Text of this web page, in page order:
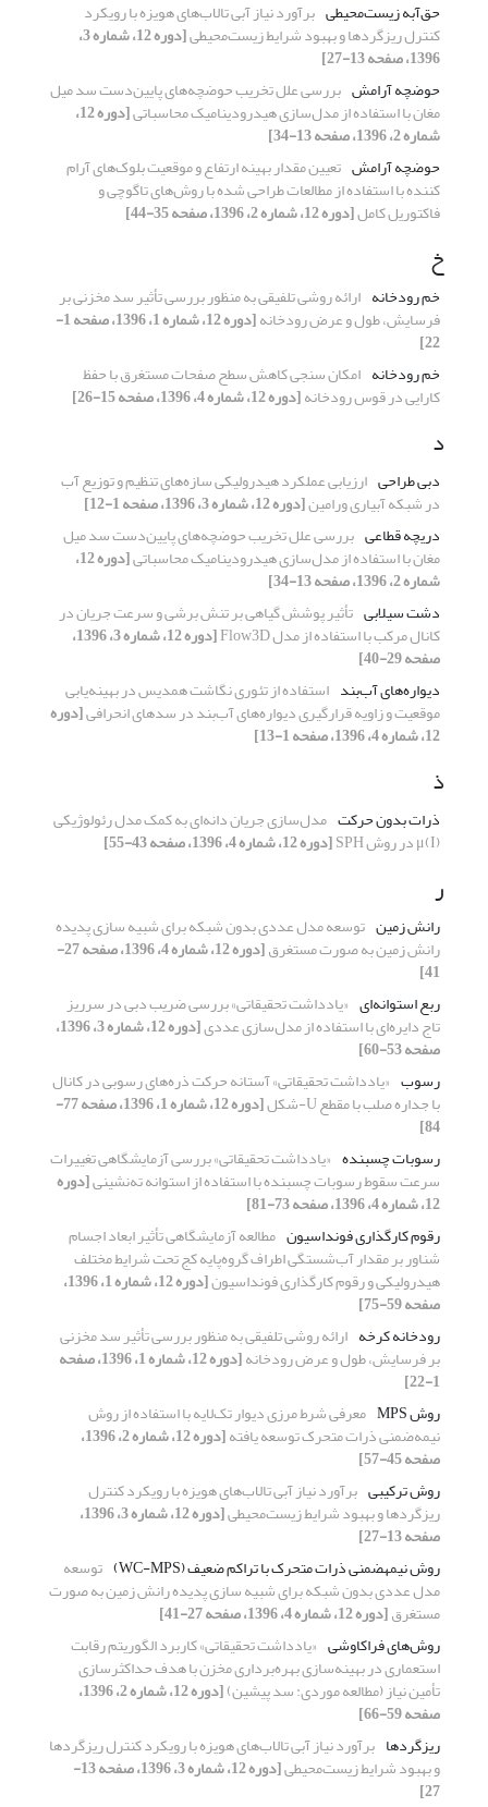
حق‌آبه زیست‌محیطی برآورد نیاز آبی تالاب‌های هویزه با رویکرد
کنترل ریزگردها و بهبود شرایط زیست‌محیطی [دوره 12، شماره 3،
1396، صفحه 13-27]
حوضچه آرامش بررسی علل تخریب حوضچه‌ها‌ی پایین‌دست سد میل
مغان با استفاده از مدل‌سازی هیدرودینامیک محاسباتی [دوره 12،
شماره 2، 1396، صفحه 13-34]
حوضچه آرامش تعیین مقدار بهینه ارتفاع و موقعیت بلوک‌های آرام
کننده با استفاده از مطالعات طراحی شده با روش‌های تاگوچی و
فاکتوریل کامل[دوره 12، شماره 2، 1396، صفحه 35-44]
خ
خم رودخانه ارائه روشی تلفیقی به منظور بررسی تأثیر سد مخزنی بر
فرسایش، طول و عرض رودخانه [دوره 12، شماره 1، 1396، صفحه 1-
22]
خم رودخانه امکان سنجی کاهش سطح صفحات مستغرق با حفظ
کارایی در قوس رودخانه[دوره 12، شماره 4، 1396، صفحه 15-26]
د
دبی طراحی ارزیابی عملکرد هیدرولیکی سازه‌های تنظیم و توزیع آب
در شبکه آبیاری ورامین[دوره 12، شماره 3، 1396، صفحه 1-12]
دریچه قطاعی بررسی علل تخریب حوضچه‌ها‌ی پایین‌دست سد میل
مغان با استفاده از مدل‌سازی هیدرودینامیک محاسباتی [دوره 12،
شماره 2، 1396، صفحه 13-34]
دشت سیلابی تأثیر پوشش گیاهی بر تنش برشی و سرعت جریان در
کانال مرکب با استفاده از مدل Flow3D [دوره 12، شماره 3، 1396،
صفحه 29-40]
دیواره‌های آب‌بند استفاده از تئوری نگاشت همدیس در بهینه‌یابی
موقعیت و زاویه قرارگیری دیواره‌های آب‌بند در سدهای انحرافی[دوره
12، شماره 4، 1396، صفحه 1-13]
ذ
ذرات بدون حرکت مدل‌سازی جریان دانه‌ای به کمک مدل رئولوژیکی
μ(I) در روش SPH [دوره 12، شماره 4، 1396، صفحه 43-55]
ر
رانش زمین توسعه مدل عددی بدون شبکه برای شبیه‏ سازی پدیده
رانش زمین به صورت مستغرق [دوره 12، شماره 4، 1396، صفحه 27-
41]
ربع استوانه‌ای «یادداشت تحقیقاتی» بررسی ضریب دبی در سرریز
تاج دایره‌ای با استفاده از مدل‌سازی عددی [دوره 12، شماره 3، 1396،
صفحه 53-60]
رسوب «یادداشت تحقیقاتی» آستانه حرکت ذره‌های رسوبی در کانال
با جداره صلب با مقطع U-شکل [دوره 12، شماره 1، 1396، صفحه 77-
84]
رسوبات چسبنده «یادداشت تحقیقاتی» بررسی آزمایشگاهی تغییرات
سرعت سقوط رسوبات چسبنده با استفاده از استوانه ته‌نشینی[دوره
12، شماره 4، 1396، صفحه 73-81]
رقوم کارگذاری فونداسیون مطالعه آزمایشگاهی تأثیر ابعاد اجسام
شناور بر مقدار آب‌شستگی اطراف گروه‌پایه کج تحت شرایط مختلف
هیدرولیکی و رقوم کارگذاری فونداسیون [دوره 12، شماره 1، 1396،
صفحه 59-75]
رودخانه کرخه ارائه روشی تلفیقی به منظور بررسی تأثیر سد مخزنی
بر فرسایش، طول و عرض رودخانه [دوره 12، شماره 1، 1396، صفحه
1-22]
روش MPS
معرفی شرط مرزی دیوار تک‌لایه با استفاده از روش
نیمه‌ضمنی ذرات متحرک توسعه یافته [دوره 12، شماره 2، 1396،
صفحه 45-57]
روش ترکیبی برآورد نیاز آبی تالاب‌های هویزه با رویکرد کنترل
ریزگردها و بهبود شرایط زیست‌محیطی [دوره 12، شماره 3، 1396،
صفحه 13-27]
روش نیمه‏ضمنی ذرات متحرک با تراکم ضعیف (WC-MPS)
توسعه
مدل عددی بدون شبکه برای شبیه‏ سازی پدیده رانش زمین به صورت
مستغرق[دوره 12، شماره 4، 1396، صفحه 27-41]
روش‌های فراکاوشی «یادداشت تحقیقاتی» کاربرد الگوریتم رقابت
استعماری در بهینه‌سازی بهره‌برداری مخزن با هدف حداکثر‌سازی
تأمین نیاز (مطالعه موردی: سد پیشین) [دوره 12، شماره 2، 1396،
صفحه 59-66]
ریزگردها برآورد نیاز آبی تالاب‌های هویزه با رویکرد کنترل ریزگردها
و بهبود شرایط زیست‌محیطی [دوره 12، شماره 3، 1396، صفحه 13-
27]